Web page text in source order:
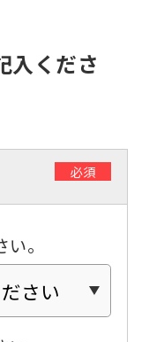
入くださ
必須
。